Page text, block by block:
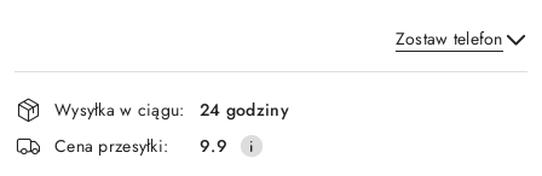
Zostaw telefon
Wyślij
Dostępność
i
dostawa
Wysyłka w ciągu:
24 godziny
Cena przesyłki:
9.9